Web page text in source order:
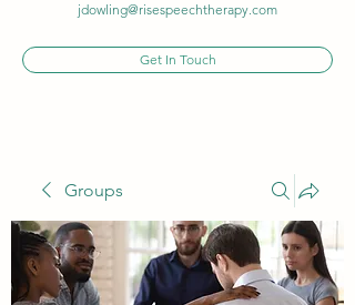
jdowling@risespeechtherapy.com
Get In Touch
Groups